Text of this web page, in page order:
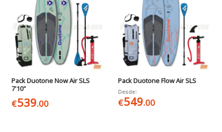
Pack Duotone Now Air SLS
7'10"
€539.00
Pack Duotone Flow Air SLS
Desde:
€549.00